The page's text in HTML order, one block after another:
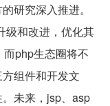
研究深入推进。
级和改进，优化其
php生态圈将不
组件和开发文
未来，jsp、asp